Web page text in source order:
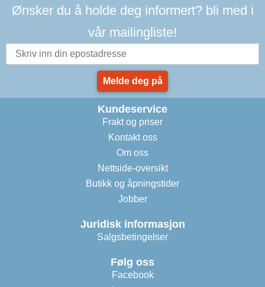
Ønsker du å holde deg informert? bli med i
vår mailingliste!
Melde deg på
Kundeservice
Frakt og priser
Kontakt oss
Om oss
Nettside-oversikt
Butikk og åpningstider
Jobber
Juridisk informasjon
Salgsbetingelser
Følg oss
Facebook